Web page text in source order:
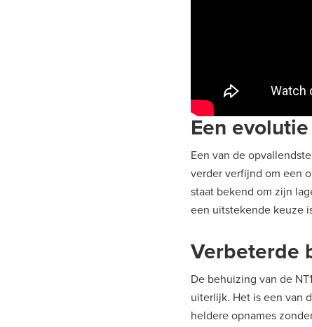
Een
Een van de
verder verfijnd om een
staat bekend om zijn
een uitstekende keuze
Verbeterde
De behuizing van de
uiterlijk. Het is een van
heldere opnames